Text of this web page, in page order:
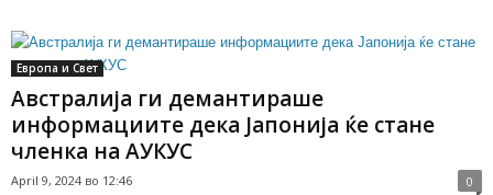
Европа и Свет
Австралија ги демантираше
информациите дека Јапонија ќе стане
членка на АУКУС
April 9, 2024 во 12:46 0